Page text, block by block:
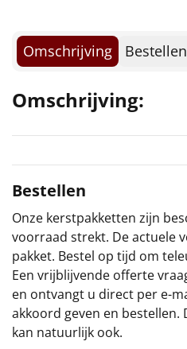
Noodradio NIEUW
Deken (fleece plaid)
Overige
Ideeën
Personeel
Doe het zelf
Sinterklaaspakketten
Omschrijving Bestellen
Omschrijving:
Bestellen
Onze kerstpakketten zijn
voorraad strekt. De actuele
pakket. Bestel op tijd om
Een vrijblijvende offerte
en ontvangt u direct per e-
akkoord geven en bestellen.
kan natuurlijk ook.